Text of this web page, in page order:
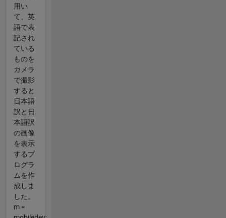
用い
て、英
語で表
記され
ている
ものを
カメラ
で撮影
すると
日本語
訳と日
本語訳
の画像
を表示
するプ
ログラ
ムを作
成しま
した。
m =